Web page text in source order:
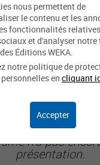
nous permettent de
le contenu et les
fonctionnalités
et d'analyser
Éditions WEKA.
notre politique de
en cliquant
Accepter
Collectivité
n'a pas
présentation.